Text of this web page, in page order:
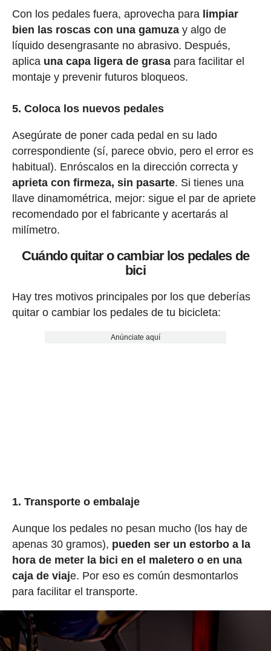
Con los pedales fuera, aprovecha para limpiar
bien las roscas con una gamuzay algo de
líquido desengrasante no abrasivo. Después,
aplica una capa ligera de grasapara facilitar el
montaje y prevenir futuros bloqueos.
5. Coloca los nuevos pedales
Asegúrate de poner cada pedal en su lado
correspondiente (sí, parece obvio, pero el error es
habitual). Enróscalos en la dirección correcta y
aprieta con firmeza, sin pasarte. Si tienes una
llave dinamométrica, mejor: sigue el par de apriete
recomendado por el fabricante y acertarás al
milímetro.
Cuándo quitar o cambiar los pedales de
bici
Hay tres motivos principales por los que deberías
quitar o cambiar los pedales de tu bicicleta:
Anúnciate aquí
1. Transporte o embalaje
Aunque los pedales no pesan mucho (los hay de
apenas 30 gramos), pueden ser un estorbo a la
hora de meter la bici en el maletero o en una
caja de viaje. Por eso es común desmontarlos
para facilitar el transporte.